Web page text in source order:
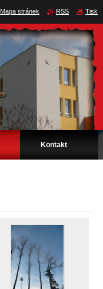
Kontakt
Mapa stránek RSS Tisk